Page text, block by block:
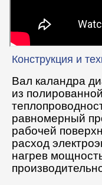
Конструкция и
Вал каландра
из
равномерный
рабочей
расход
нагрев